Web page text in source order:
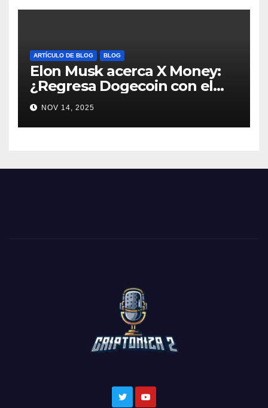
ARTÍCULO DE BLOG BLOG
Elon Musk acerca X Money:
¿Regresa Dogecoin con el
nuevo pago nativo? #Cripto
#Dogecoin
NOV 14, 2025